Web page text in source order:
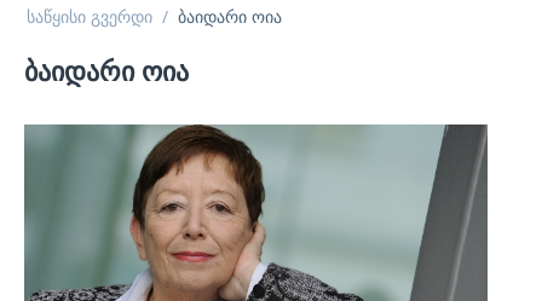
საწყისი გვერდი / ბაიდარი ოია
ბაიდარი ოია